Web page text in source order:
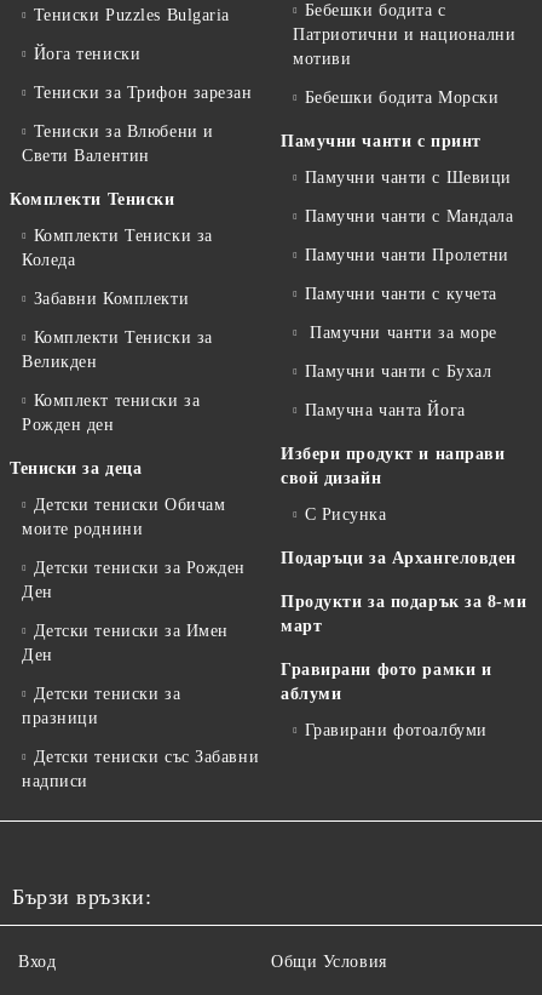
Тениски Puzzles Bulgaria
Йога тениски
Тениски за Трифон зарезан
Тениски за Влюбени и
Свети Валентин
Комплекти Тениски
Комплекти Тениски за
Коледа
Забавни Комплекти
Комплекти Тениски за
Великден
Комплект тениски за
Рожден ден
Тениски за деца
Детски тениски Обичам
моите роднини
Детски тениски за Рожден
Ден
Детски тениски за Имен
Ден
Детски тениски за
празници
Детски тениски със Забавни
надписи
Бебешки бодита с
Патриотични и национални
мотиви
Бебешки бодита Морски
Памучни чанти с принт
Памучни чанти с Шевици
Памучни чанти с Мандала
Памучни чанти Пролетни
Памучни чанти с кучета
Памучни чанти за море
Памучни чанти с Бухал
Памучна чанта Йога
Избери продукт и направи
свой дизайн
С Рисунка
Подаръци за Архангеловден
Продукти за подарък за 8-ми
март
Гравирани фото рамки и
аблуми
Гравирани фотоалбуми
Бързи връзки:
Вход Общи Условия